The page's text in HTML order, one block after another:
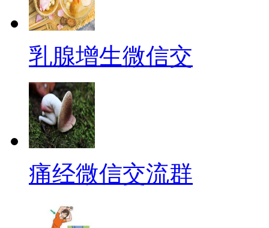
乳腺增生微信交
痛经微信交流群